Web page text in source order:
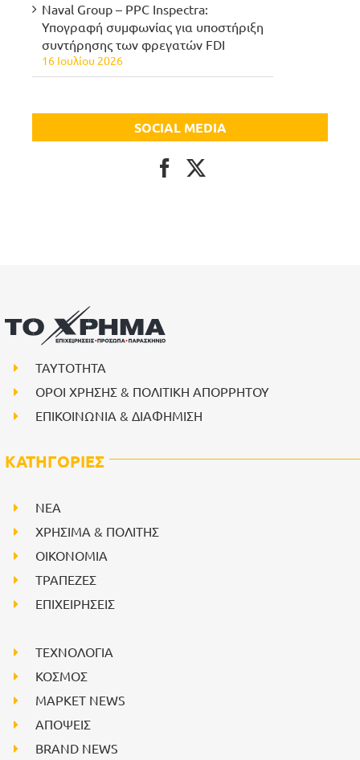
Naval Group – PPC Inspectra:
Υπογραφή συμφωνίας για υποστήριξη
συντήρησης των φρεγατών FDI
16 Ιουλίου 2026
SOCIAL MEDIA
ΤΑΥΤΟΤΗΤΑ
ΟΡΟΙ ΧΡΗΣΗΣ & ΠΟΛΙΤΙΚΗ ΑΠΟΡΡΗΤΟΥ
ΕΠΙΚΟΙΝΩΝΙΑ & ΔΙΑΦΗΜΙΣΗ
ΚΑΤΗΓΟΡΙΕΣ
NEA
ΧΡΗΣΙΜΑ & ΠΟΛΙΤΗΣ
ΟΙΚΟΝΟΜΙΑ
ΤΡΑΠΕΖΕΣ
ΕΠΙΧΕΙΡΗΣΕΙΣ
ΤΕΧΝΟΛΟΓΙΑ
ΚΟΣΜΟΣ
ΜΑΡΚΕΤ NEWS
ΑΠΟΨΕΙΣ
BRAND NEWS